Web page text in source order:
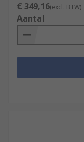
€ 349,16(excl. BTW)
Aantal